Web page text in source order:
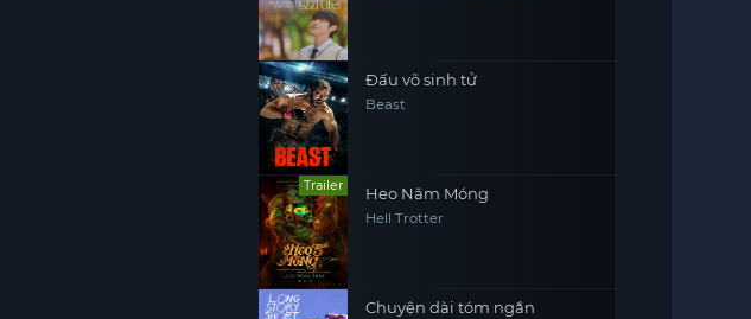
Đấu võ sinh tử
Beast
Trailer Heo Năm Móng
Hell Trotter
Chuyện dài tóm ngắn